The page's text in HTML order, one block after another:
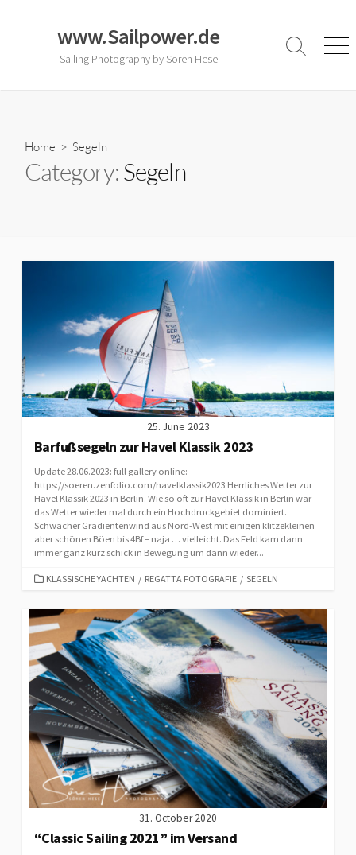
www.Sailpower.de
Sailing Photography by Sören Hese
Search
Home > Segeln
Category:Segeln
25. June 2023
Barfußsegeln zur Havel Klassik 2023
Update 28.06.2023: full gallery online:
https://soeren.zenfolio.com/havelklassik2023 Herrliches Wetter zur
Havel Klassik 2023 in Berlin. Wie so oft zur Havel Klassik in Berlin war
das Wetter wieder mal durch ein Hochdruckgebiet dominiert.
Schwacher Gradientenwind aus Nord-West mit einigen klitzekleinen
aber schönen Böen bis 4Bf – naja … vielleicht. Das Feld kam dann
immer ganz kurz schick in Bewegung um dann wieder...
CATEGORIES
KLASSISCHE YACHTEN / REGATTA FOTOGRAFIE / SEGELN
31. October 2020
“Classic Sailing 2021” im Versand